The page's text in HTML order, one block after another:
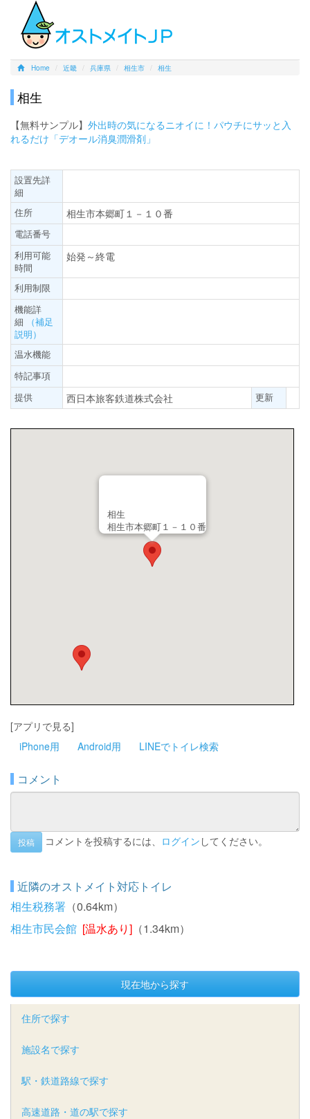
Home 近畿 兵庫県 相生市 相生
相生
【無料サンプル】 外出時の気になるニオイに！パウチにサッと入
れるだけ「デオール消臭潤滑剤」
設置先詳
細
住所
相生市本郷町１－１０番
電話番号
利用可能
時間
始発～終電
利用制限
機能詳
細
（補足
説明）
温水機能
特記事項
提供
西日本旅客鉄道株式会社 更新
相生
相生市本郷町１－１０番
[アプリで見る]
iPhone用
Android用 LINEでトイレ検索
コメント
投稿 コメントを投稿するには、 ログイン してください。
近隣のオストメイト対応トイレ
相生税務署 （0.64km）
相生市民会館 [温水あり] （1.34km）
現在地から探す
住所で探す
施設名で探す
駅・鉄道路線で探す
高速道路・道の駅で探す